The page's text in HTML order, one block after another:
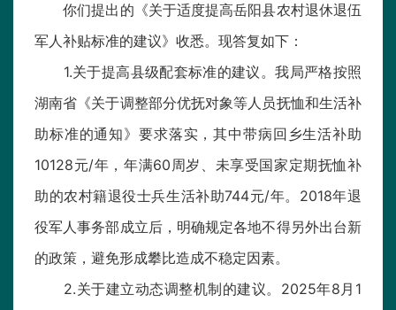
你们提出的《关于适度提高岳阳县农村退休退伍
军人补贴标准的建议》收悉。现答复如下：
1.关于提高县级配套标准的建议。我局严格按照
湖南省《关于调整部分优抚对象等人员抚恤和生活补
助标准的通知》要求落实，其中带病回乡生活补助
10128元/年，年满60周岁、未享受国家定期抚恤补
助的农村籍退役士兵生活补助744元/年。2018年退
役军人事务部成立后，明确规定各地不得另外出台新
的政策，避免形成攀比造成不稳定因素。
2.关于建立动态调整机制的建议。2025年8月1